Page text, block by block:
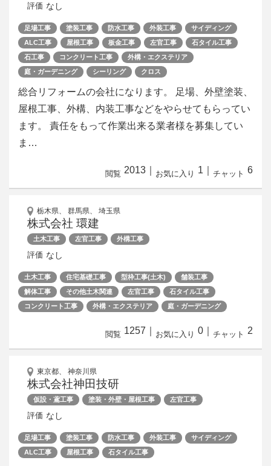
評価 なし
足場工事 塗装工事 防水工事 外装工事
サイディング
ALC工事
屋根工事 板金工事 左官工事
石タイル工事
石工事
コンクリート工事
外構・エクステリア
庭・ガーデニング
シーリング クロス
総合リフォームの会社になります。 足場、外壁塗装、
屋根工事、外構、内装工事などをやらせてもらってい
ます。 責任をもって作業出来る業者様を募集してい
ま…
閲覧 2013 お気に入り 1 チャット 6
栃木県、 群馬県、 埼玉県
株式会社 環建
土木工事 左官工事 外構工事
評価 なし
土木工事 住宅基礎工事 型枠工事(土木)
舗装工事
解体工事
その他土木関連 左官工事
石タイル工事
コンクリート工事
外構・エクステリア 庭・ガーデニング
閲覧 1257 お気に入り 0 チャット 2
東京都、 神奈川県
株式会社神田技研
仮設・鳶工事 塗装・外壁・屋根工事 左官工事
評価 なし
足場工事 塗装工事 防水工事 外装工事
サイディング
ALC工事
屋根工事 石タイル工事